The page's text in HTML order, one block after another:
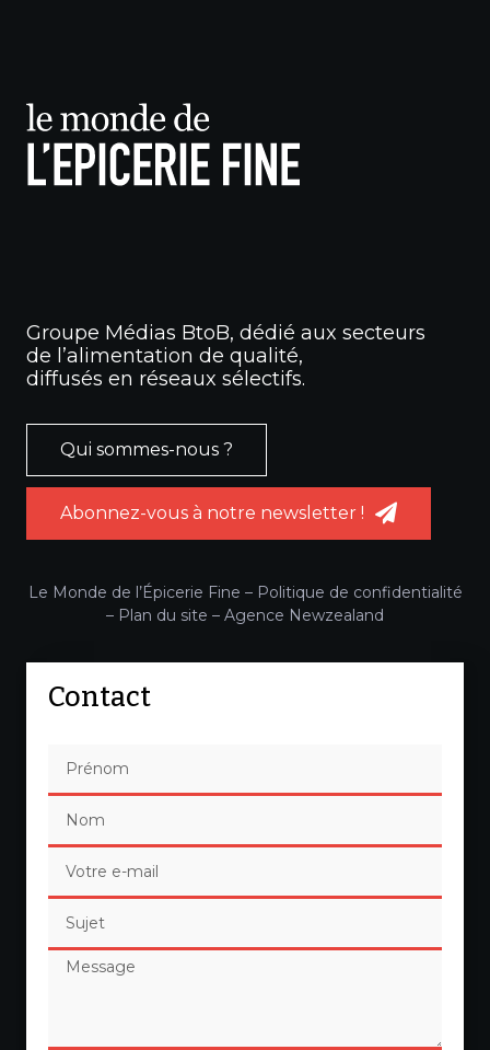
Groupe Médias BtoB, dédié aux secteurs
de l’alimentation de qualité,
diffusés en réseaux sélectifs.
Qui sommes-nous ?
Abonnez-vous à notre newsletter !
Le Monde de l’Épicerie Fine – Politique de confidentialité
– Plan du site – Agence Newzealand
Contact